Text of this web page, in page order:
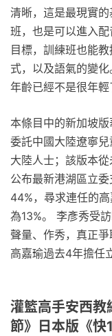
清晰，這是最現實
班，也是可以進入
目標，訓練班也能
式，以及語氣的變
年齡已經不是很年輕
本條目中的新加坡
委託中國大陸遼寧
大陸人士；該版本
公布最新港湖區立
44%，尋求連任的
為13%。 李彥秀受
聲量、作秀，真正
高嘉瑜過去4年擔任
灌籃高手安西教
節》日本版《快